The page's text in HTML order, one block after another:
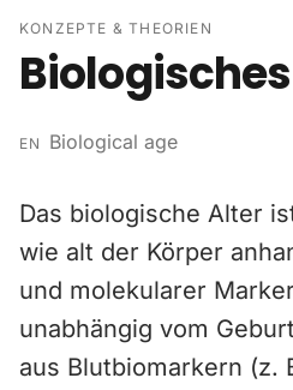
KONZEPTE & THEORIEN
EN Biological age
Das biologische Alter
wie alt der Körper
und molekularer
unabhängig vom
aus Blutbiomarkern (z.